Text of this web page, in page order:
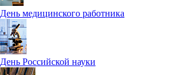
День медицинского работника
День Российской науки